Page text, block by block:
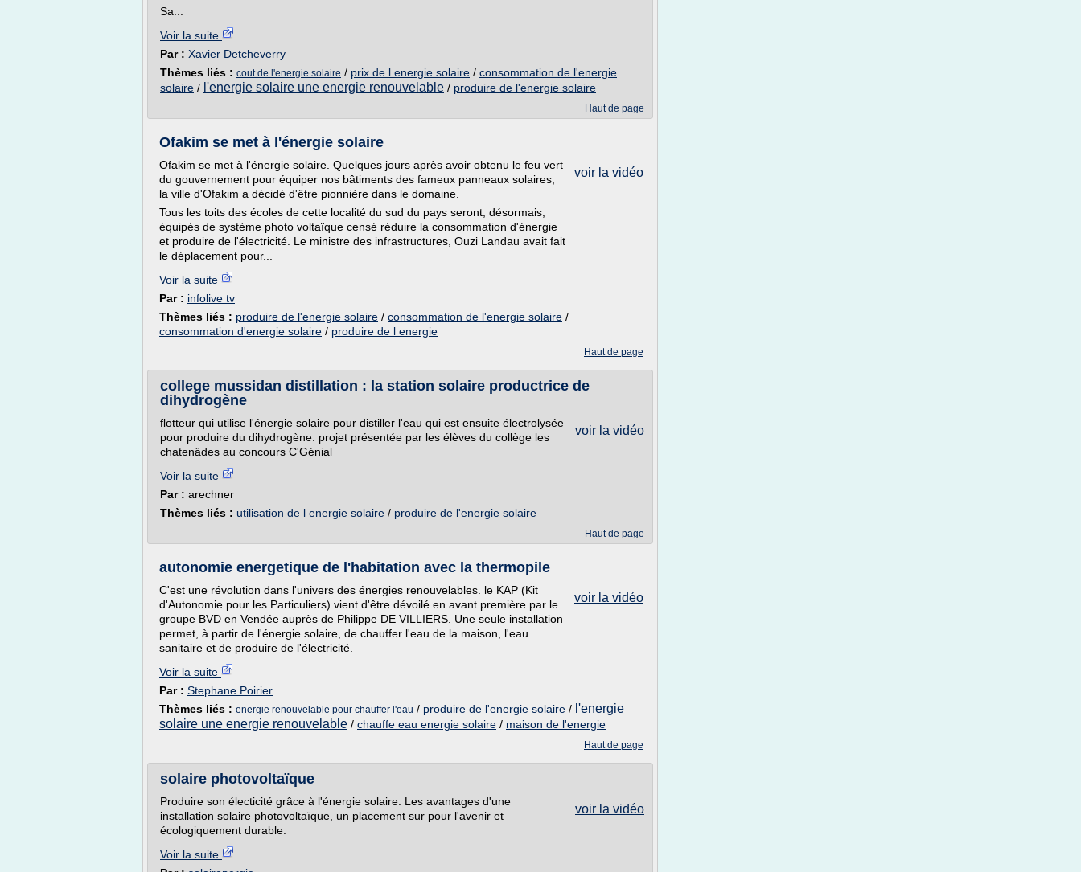
Sa...
Voir la suite
Par : Xavier Detcheverry
Thèmes liés : cout de l'energie solaire / prix de l energie solaire / consommation de l'energie
solaire / l'energie solaire une energie renouvelable / produire de l'energie solaire
Haut de page
Ofakim se met à l'énergie solaire
voir la vidéo
Ofakim se met à l'énergie solaire. Quelques jours après avoir obtenu le feu vert
du gouvernement pour équiper nos bâtiments des fameux panneaux solaires,
la ville d'Ofakim a décidé d'être pionnière dans le domaine.
Tous les toits des écoles de cette localité du sud du pays seront, désormais,
équipés de système photo voltaïque censé réduire la consommation d'énergie
et produire de l'électricité. Le ministre des infrastructures, Ouzi Landau avait fait
le déplacement pour...
Voir la suite
Par : infolive tv
Thèmes liés : produire de l'energie solaire / consommation de l'energie solaire /
consommation d'energie solaire / produire de l energie
Haut de page
college mussidan distillation : la station solaire productrice de
dihydrogène
voir la vidéo
flotteur qui utilise l'énergie solaire pour distiller l'eau qui est ensuite électrolysée
pour produire du dihydrogène. projet présentée par les élèves du collège les
chatenâdes au concours C'Génial
Voir la suite
Par : arechner
Thèmes liés : utilisation de l energie solaire / produire de l'energie solaire
Haut de page
autonomie energetique de l'habitation avec la thermopile
voir la vidéo
C'est une révolution dans l'univers des énergies renouvelables. le KAP (Kit
d'Autonomie pour les Particuliers) vient d'être dévoilé en avant première par le
groupe BVD en Vendée auprès de Philippe DE VILLIERS. Une seule installation
permet, à partir de l'énergie solaire, de chauffer l'eau de la maison, l'eau
sanitaire et de produire de l'électricité.
Voir la suite
Par : Stephane Poirier
Thèmes liés : energie renouvelable pour chauffer l'eau / produire de l'energie solaire / l'energie
solaire une energie renouvelable / chauffe eau energie solaire / maison de l'energie
Haut de page
solaire photovoltaïque
voir la vidéo
Produire son électicité grâce à l'énergie solaire. Les avantages d'une
installation solaire photovoltaïque, un placement sur pour l'avenir et
écologiquement durable.
Voir la suite